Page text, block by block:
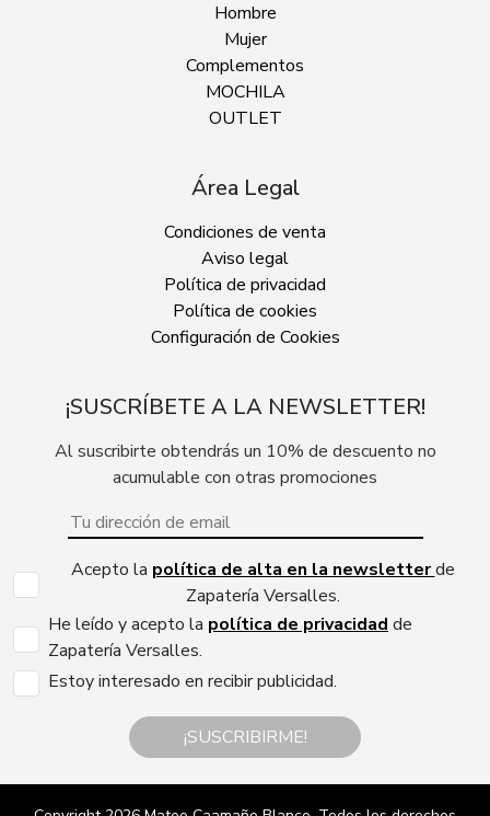
Hombre
Mujer
Complementos
MOCHILA
OUTLET
Área Legal
Condiciones de venta
Aviso legal
Política de privacidad
Política de cookies
Configuración de Cookies
¡SUSCRÍBETE A LA NEWSLETTER!
Al suscribirte obtendrás un 10% de descuento no
acumulable con otras promociones
Acepto la política de alta en la newsletterde
Zapatería Versalles.
He leído y acepto la política de privacidad de
Zapatería Versalles.
Estoy interesado en recibir publicidad.
¡SUSCRIBIRME!